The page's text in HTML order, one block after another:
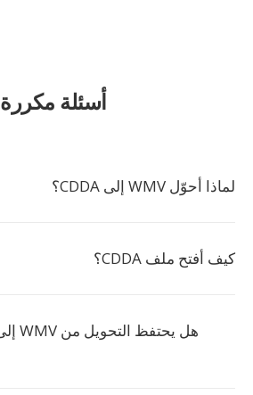
أسئلة مكررة
لماذا أحوّل WMV إلى CDDA؟
كيف أفتح ملف CDDA؟